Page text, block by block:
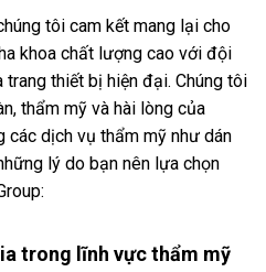
tôi cam kết mang lại cho
khoa chất lượng cao với đội
thiết bị hiện đại. Chúng tôi
thẩm mỹ và hài lòng của
các dịch vụ thẩm mỹ như dán
lý do bạn nên lựa chọn
trong lĩnh vực thẩm mỹ